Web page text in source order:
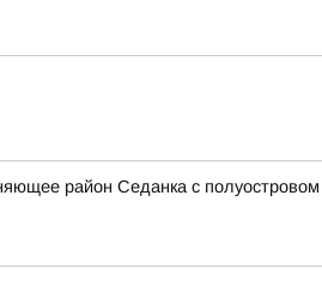
район Седанка с